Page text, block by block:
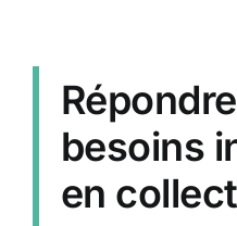
besoins
en